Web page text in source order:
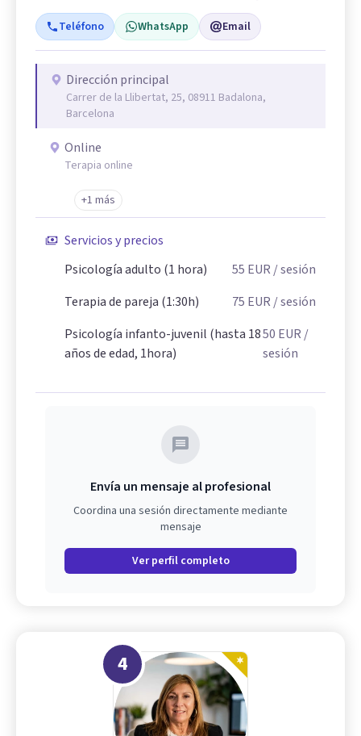
Teléfono WhatsApp Email
Dirección principal
Carrer de la Llibertat, 25, 08911 Badalona,
Barcelona
Online
Terapia online
+1 más
Servicios y precios
Psicología adulto (1 hora)
55 EUR / sesión
Terapia de pareja (1:30h)
75 EUR / sesión
Psicología infanto-juvenil (hasta 18
años de edad, 1hora)
50 EUR /
sesión
Envía un mensaje al profesional
Coordina una sesión directamente mediante
mensaje
Ver perfil completo
4